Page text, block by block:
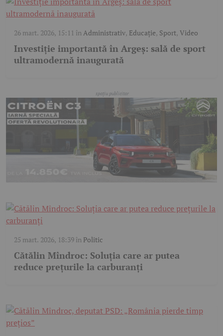
26 mart. 2026, 15:11 înAdministrativ, Educație, Sport, Video
Investiție importantă în Argeș: sală de sport
ultramodernă inaugurată
25 mart. 2026, 18:39 în Politic
Cătălin Mîndroc: Soluția care ar putea
reduce prețurile la carburanți